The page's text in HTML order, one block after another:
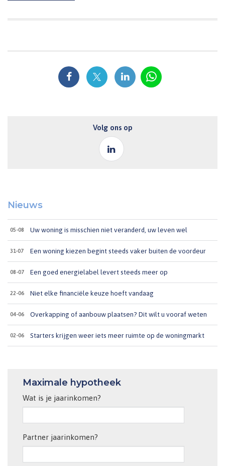
Volg ons op
Nieuws
05-08 Uw woning is misschien niet veranderd, uw leven wel
31-07 Een woning kiezen begint steeds vaker buiten de voordeur
08-07 Een goed energielabel levert steeds meer op
22-06 Niet elke financiële keuze hoeft vandaag
04-06 Overkapping of aanbouw plaatsen? Dit wilt u vooraf weten
02-06 Starters krijgen weer iets meer ruimte op de woningmarkt
Maximale hypotheek
Wat is je jaarinkomen?
Partner jaarinkomen?